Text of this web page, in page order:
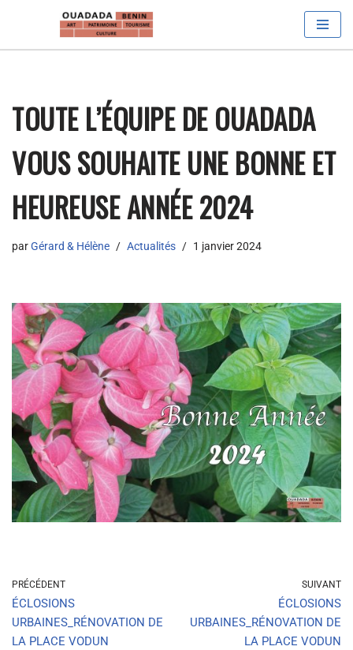
TOUTE L’ÉQUIPE DE OUADADA
VOUS SOUHAITE UNE BONNE ET
HEUREUSE ANNÉE 2024
parGérard & Hélène Actualités 1 janvier 2024
PRÉCÉDENT
ÉCLOSIONS
URBAINES_RÉNOVATION DE
LA PLACE VODUN
SUIVANT
ÉCLOSIONS
URBAINES_RÉNOVATION DE
LA PLACE VODUN